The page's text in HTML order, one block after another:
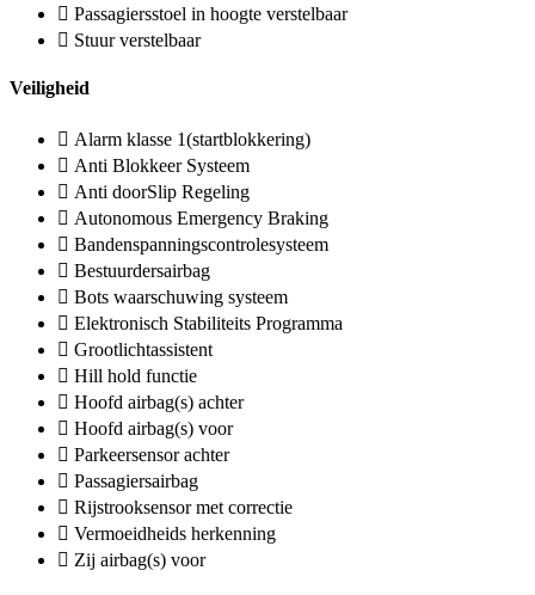
Passagiersstoel in hoogte verstelbaar
Stuur verstelbaar
Veiligheid
Alarm klasse 1(startblokkering)
Anti Blokkeer Systeem
Anti doorSlip Regeling
Autonomous Emergency Braking
Bandenspanningscontrolesysteem
Bestuurdersairbag
Bots waarschuwing systeem
Elektronisch Stabiliteits Programma
Grootlichtassistent
Hill hold functie
Hoofd airbag(s) achter
Hoofd airbag(s) voor
Parkeersensor achter
Passagiersairbag
Rijstrooksensor met correctie
Vermoeidheids herkenning
Zij airbag(s) voor